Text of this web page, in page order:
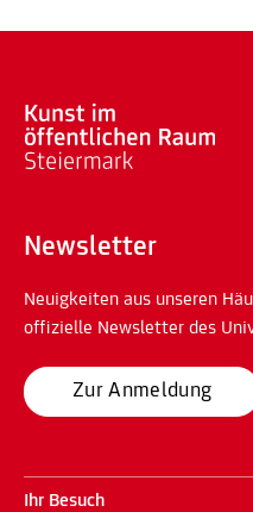
Newsletter
Neuigkeiten aus unseren
offizielle Newsletter des
Zur Anmeldung
Ihr Besuch